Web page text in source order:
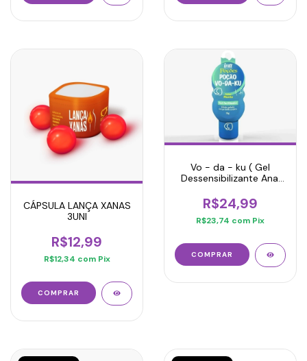
CÁPSULA LANÇA XANAS
3UNI
R$12,99
R$12,34 com Pix
Vo - da - ku ( Gel
Dessensibilizante Anal
R$24,99
R$23,74 com Pix